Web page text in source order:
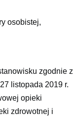
osobistej,
zgodnie z
listopada 2019 r.
opieki
zdrowotnej i